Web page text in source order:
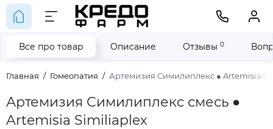
Главная Гомеопатия Артемизия Симилиплекс ● Artemisia
Артемизия Симилиплекс смесь ●
Artemisia Similiaplex
Все про товар Описание Отзывы 0